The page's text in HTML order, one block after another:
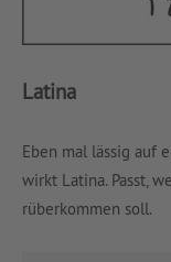
Latina
Eben mal lässig auf
wirkt Latina. Passt,
rüberkommen soll.